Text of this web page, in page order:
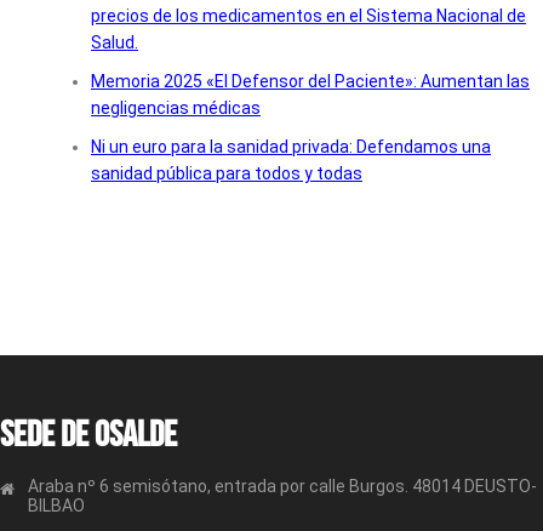
precios de los medicamentos en el Sistema Nacional de
Salud.
Memoria 2025 «El Defensor del Paciente»: Aumentan las
negligencias médicas
Ni un euro para la sanidad privada: Defendamos una
sanidad pública para todos y todas
Sede de OSALDE
Araba nº 6 semisótano, entrada por calle Burgos. 48014 DEUSTO-
BILBAO